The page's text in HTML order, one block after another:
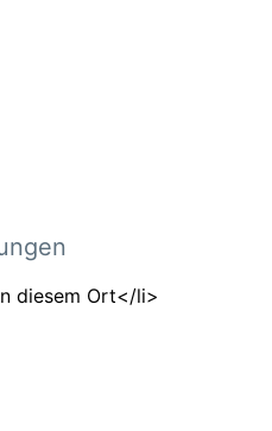
diesem Ort</li>